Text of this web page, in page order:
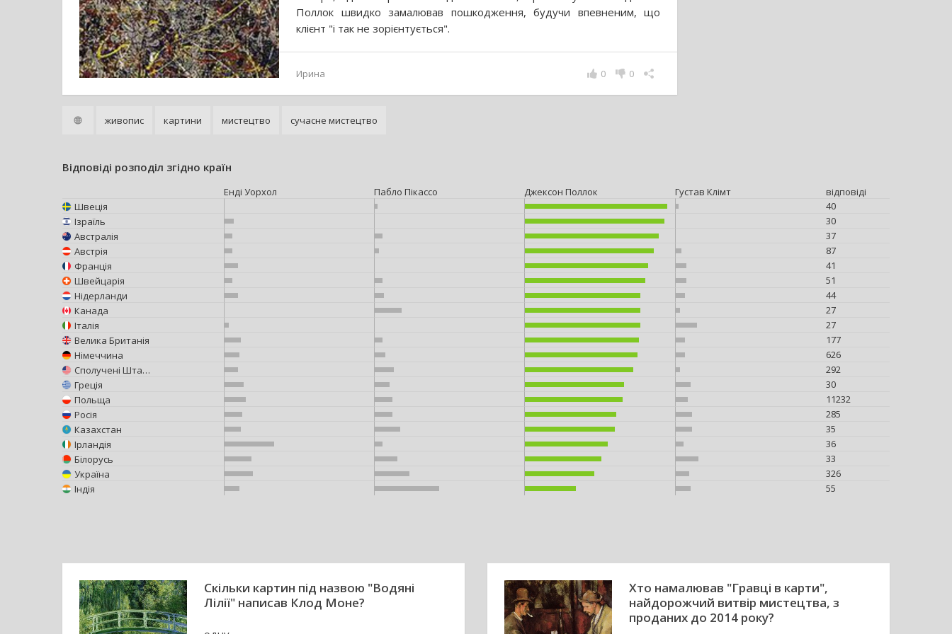
Поллок швидко замалював пошкодження, будучи впевненим, що
клієнт "і так не зорієнтується".
Ирина 0
0
живопис картини мистецтво сучасне мистецтво
Відповіді розподіл згідно країн
Енді Уорхол Пабло Пікассо Джексон Поллок Густав Клімт
відповіді
Швеція
40
Ізраїль
30
Австралія
37
Австрія
87
Франція
41
Швейцарія
51
Нідерланди
44
Канада
27
Італія
27
Велика Британія
177
Німеччина
626
Сполучені Штати Америки
292
Греція
30
Польща
11232
Росія
285
Казахстан
35
Ірландія
36
Білорусь
33
Україна
326
Індія
55
Скільки картин під назвою "Водяні
Лілії" написав Клод Моне?
Хто намалював "Гравці в карти",
найдорожчий витвір мистецтва, з
проданих до 2014 року?